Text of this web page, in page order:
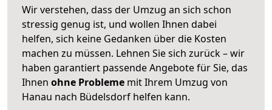
Wir verstehen, dass der Umzug an sich schon
stressig genug ist, und wollen Ihnen dabei
helfen, sich keine Gedanken über die Kosten
machen zu müssen. Lehnen Sie sich zurück – wir
haben garantiert passende Angebote für Sie, das
Ihnen ohne Probleme mit Ihrem Umzug von
Hanau nach Büdelsdorf helfen kann.